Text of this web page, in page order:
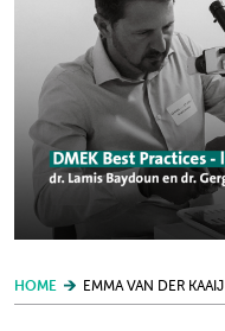
HOME EMMA VAN DER KAAIJ